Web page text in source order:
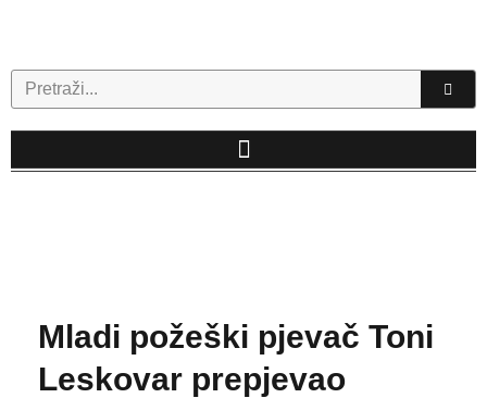
Search
Mladi požeški pjevač Toni
Leskovar prepjevao